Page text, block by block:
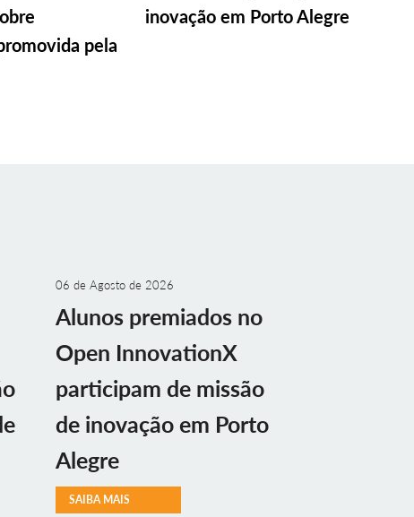
pela
inovação em Porto Alegre
06 de Agosto de 2026
Alunos premiados no
Open InnovationX
participam de missão
de inovação em Porto
Alegre
SAIBA MAIS